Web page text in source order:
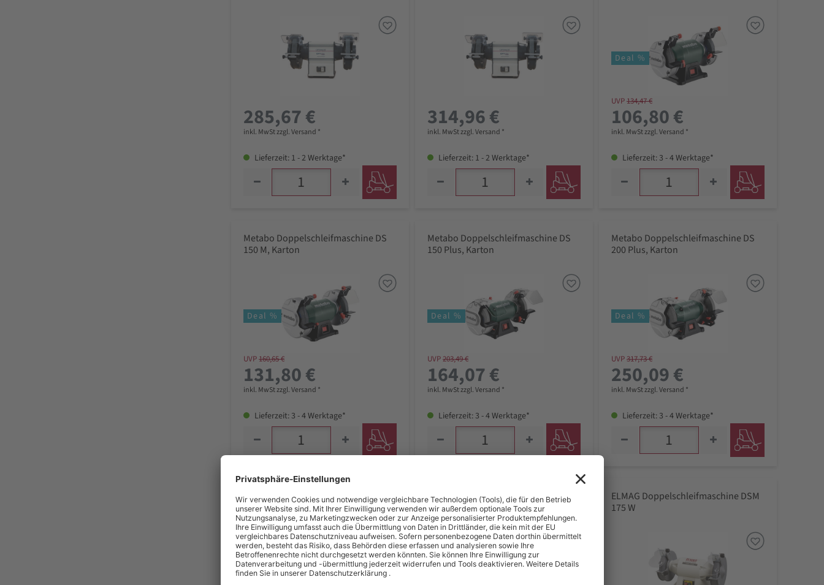
285,67 €
inkl. MwSt zzgl. Versand *
Lieferzeit: 1 - 2 Werktage*
314,96 €
inkl. MwSt zzgl. Versand *
Lieferzeit: 1 - 2 Werktage*
Deal %
UVP134,47 €
106,80 €
inkl. MwSt zzgl. Versand *
Lieferzeit: 3 - 4 Werktage*
Metabo Doppelschleifmaschine DS
150 M, Karton
Deal %
UVP160,65 €
131,80 €
inkl. MwSt zzgl. Versand *
Lieferzeit: 3 - 4 Werktage*
Metabo Doppelschleifmaschine DS
150 Plus, Karton
Deal %
UVP203,49 €
164,07 €
inkl. MwSt zzgl. Versand *
Lieferzeit: 3 - 4 Werktage*
Metabo Doppelschleifmaschine DS
200 Plus, Karton
Deal %
UVP317,73 €
250,09 €
inkl. MwSt zzgl. Versand *
Lieferzeit: 3 - 4 Werktage*
Metabo Doppelschleifmaschine DSD
200 Plus, Karton
Deal %
ELMAG Doppelschleifmaschine DSM
150 W
ELMAG Doppelschleifmaschine DSM
175 W